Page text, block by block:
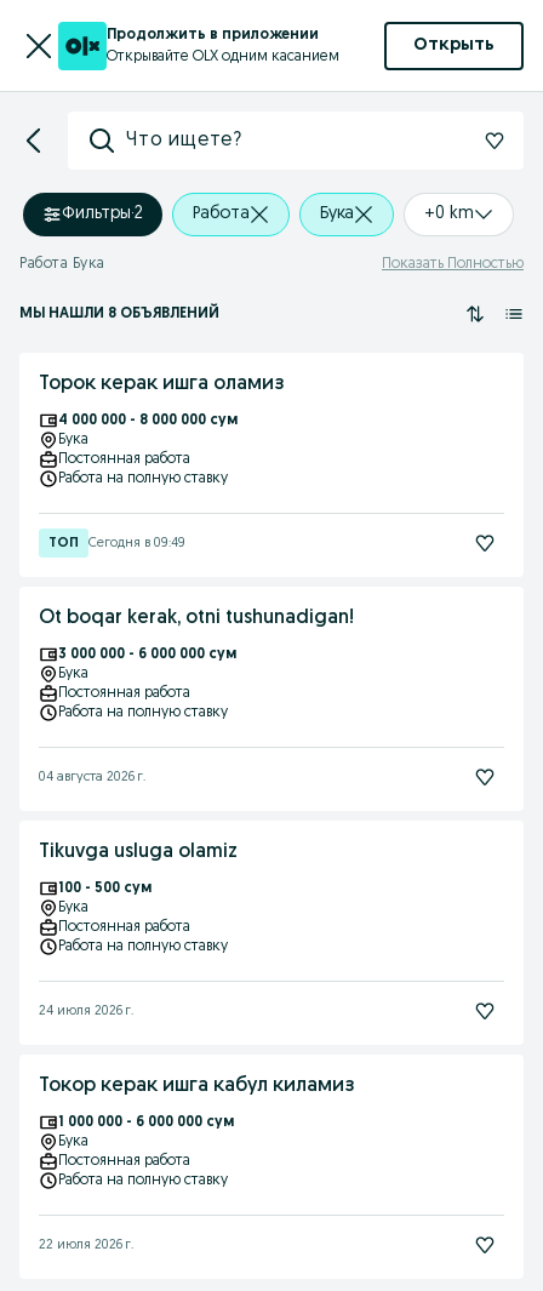
Продолжить в приложении
Открывайте OLX одним касанием
Открыть
Что ищете?
Фильтры·2 Работа Бука +0 km
Работа Бука Показать Полностью
МЫ НАШЛИ 8 ОБЪЯВЛЕНИЙ
Торок керак ишга оламиз
4 000 000 - 8 000 000 сум
Бука
Постоянная работа
Работа на полную ставку
Сегодня в 09:49
Ot boqar kerak, otni tushunadigan!
3 000 000 - 6 000 000 сум
Бука
Постоянная работа
Работа на полную ставку
04 августа 2026 г.
Tikuvga usluga olamiz
100 - 500 сум
Бука
Постоянная работа
Работа на полную ставку
24 июля 2026 г.
Токор керак ишга кабул киламиз
1 000 000 - 6 000 000 сум
Бука
Постоянная работа
Работа на полную ставку
22 июля 2026 г.